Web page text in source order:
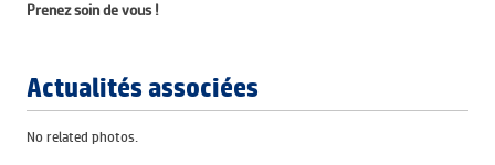
Prenez soin de vous !
Actualités associées
No related photos.